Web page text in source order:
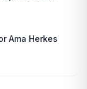
Ama Herkes